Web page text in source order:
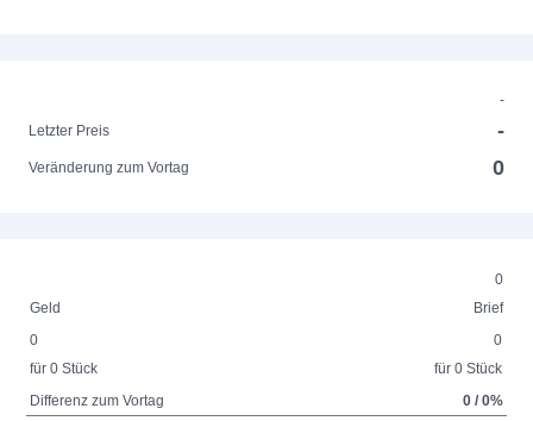
-
Letzter Preis
-
Veränderung zum Vortag 0
0
Geld
Brief
0
für 0 Stück
0
für 0 Stück
Differenz zum Vortag
0 / 0%